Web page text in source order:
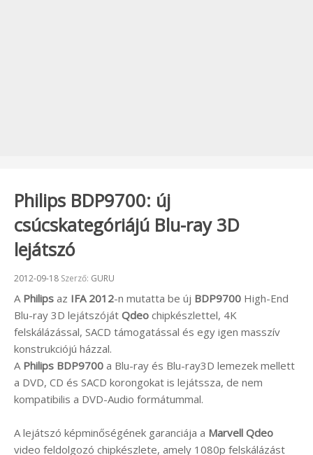
Philips BDP9700: új
csúcskategóriájú Blu-ray 3D
lejátszó
Beküldve:
2012-09-18 Szerző: GURU
A Philips az IFA 2012-n mutatta be új BDP9700 High-End
Blu-ray 3D lejátszóját Qdeo chipkészlettel, 4K
felskálázással, SACD támogatással és egy igen masszív
konstrukciójú házzal.
A Philips BDP9700 a Blu-ray és Blu-ray3D lemezek mellett
a DVD, CD és SACD korongokat is lejátssza, de nem
kompatibilis a DVD-Audio formátummal.
A lejátszó képminőségének garanciája a Marvell Qdeo
video feldolgozó chipkészlete, amely 1080p felskálázást